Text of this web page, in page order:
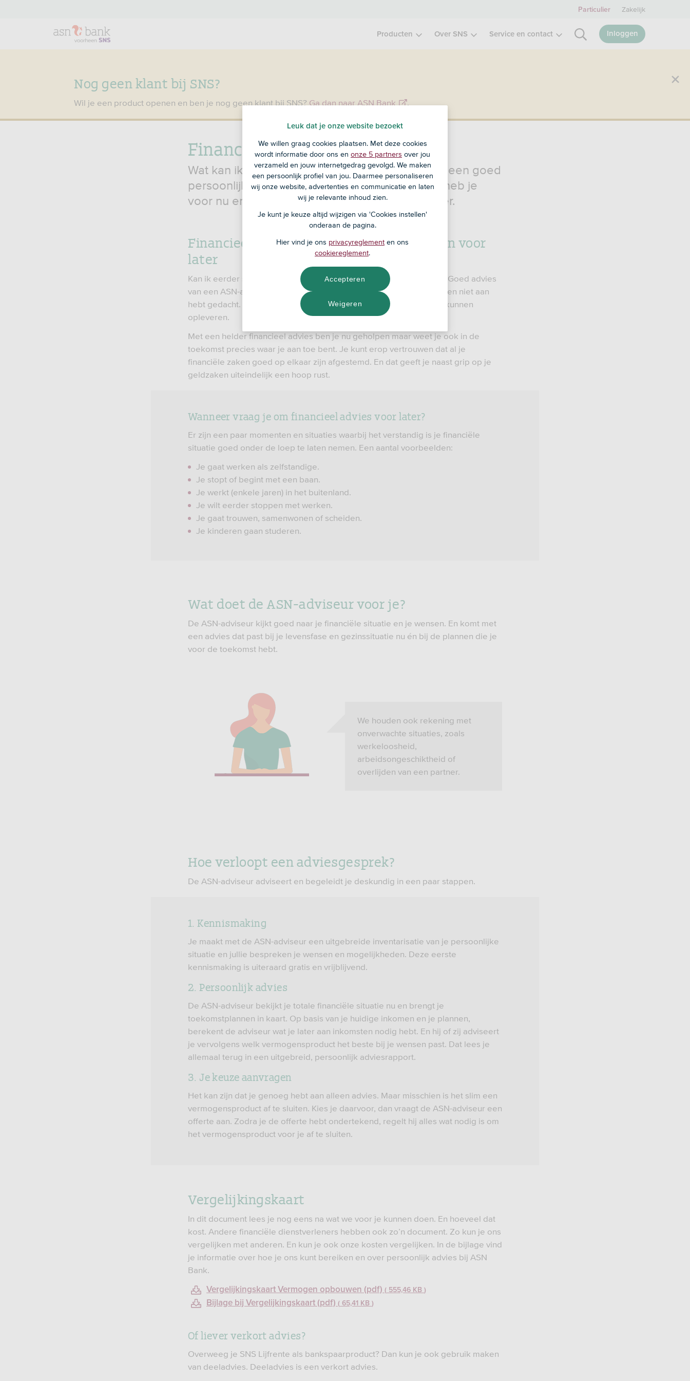
Nog geen klant bij SNS?
Wil je een product openen en ben je nog geen klant bij SNS?Ga dan naar ASN Bank .
Producten Over SNS Service en contact Inloggen
Particulier Zakelijk
Financieel Advies
Wat kan ik nú doen om later goed te leven? Met een goed
persoonlijk advies maak je de juiste keuzes. En heb je
voor nu en de toekomst een hoop zorgen minder.
Financieel Advies: nú slim je zaken regelen voor
later
Kan ik eerder stoppen met werken? Heb ik later genoeg pensioen? Goed advies
van een ASN-adviseur helpt je keuzes te maken waar je zelf misschien niet aan
hebt gedacht. En die je op de korte én lange termijn veel voordeel kunnen
opleveren.
Met een helder financieel advies ben je nu geholpen maar weet je ook in de
toekomst precies waar je aan toe bent. Je kunt erop vertrouwen dat al je
financiële zaken goed op elkaar zijn afgestemd. En dat geeft je naast grip op je
geldzaken uiteindelijk een hoop rust.
Wanneer vraag je om financieel advies voor later?
Er zijn een paar momenten en situaties waarbij het verstandig is je financiële
situatie goed onder de loep te laten nemen. Een aantal voorbeelden:
Je gaat werken als zelfstandige.
Je stopt of begint met een baan.
Je werkt (enkele jaren) in het buitenland.
Je wilt eerder stoppen met werken.
Je gaat trouwen, samenwonen of scheiden.
Je kinderen gaan studeren.
Wat doet de ASN-adviseur voor je?
De ASN-adviseur kijkt goed naar je financiële situatie en je wensen. En komt met
een advies dat past bij je levensfase en gezinssituatie nu én bij de plannen die je
voor de toekomst hebt.
We houden ook rekening met
onverwachte situaties, zoals
werkeloosheid,
arbeidsongeschiktheid of
overlijden van een partner.
Hoe verloopt een adviesgesprek?
De ASN-adviseur adviseert en begeleidt je deskundig in een paar stappen.
1. Kennismaking
Je maakt met de ASN-adviseur een uitgebreide inventarisatie van je persoonlijke
situatie en jullie bespreken je wensen en mogelijkheden. Deze eerste
kennismaking is uiteraard gratis en vrijblijvend.
2. Persoonlijk advies
De ASN-adviseur bekijkt je totale financiële situatie nu en brengt je
toekomstplannen in kaart. Op basis van je huidige inkomen en je plannen,
berekent de adviseur wat je later aan inkomsten nodig hebt. En hij of zij adviseert
je vervolgens welk vermogensproduct het beste bij je wensen past. Dat lees je
allemaal terug in een uitgebreid, persoonlijk adviesrapport.
3. Je keuze aanvragen
Het kan zijn dat je genoeg hebt aan alleen advies. Maar misschien is het slim een
vermogensproduct af te sluiten. Kies je daarvoor, dan vraagt de ASN-adviseur een
offerte aan. Zodra je de offerte hebt ondertekend, regelt hij alles wat nodig is om
het vermogensproduct voor je af te sluiten.
Vergelijkingskaart
In dit document lees je nog eens na wat we voor je kunnen doen. En hoeveel dat
kost. Andere financiële dienstverleners hebben ook zo’n document. Zo kun je ons
vergelijken met anderen. En kun je ook onze kosten vergelijken. In de bijlage vind
je informatie over hoe je ons kunt bereiken en over persoonlijk advies bij ASN
Bank.
Vergelijkingskaart Vermogen opbouwen (pdf) 555,46 KB
Bijlage bij Vergelijkingskaart (pdf) 65,41 KB
Of liever verkort advies?
Overweeg je SNS Lijfrente als bankspaarproduct? Dan kun je ook gebruik maken
van deeladvies. Deeladvies is een verkort advies.
Leuk dat je onze website bezoekt
We willen graag cookies plaatsen. Met deze cookies
wordt informatie door ons en onze 5 partners over jou
verzameld en jouw internetgedrag gevolgd. We maken
een persoonlijk profiel van jou. Daarmee personaliseren
wij onze website, advertenties en communicatie en laten
wij je relevante inhoud zien.
Je kunt je keuze altijd wijzigen via 'Cookies instellen'
onderaan de pagina.
Hier vind je ons privacyreglement en ons
cookiereglement.
Weigeren
Accepteren